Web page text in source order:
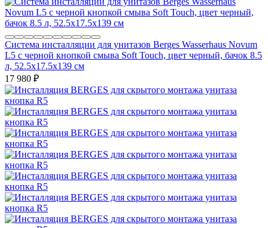
Система инсталляции для унитазов Berges Wasserhaus Novum
L5 с черной кнопкой смыва Soft Touch, цвет черный, бачок 8.5
л, 52.5x17.5x139 см
17 980 ₽